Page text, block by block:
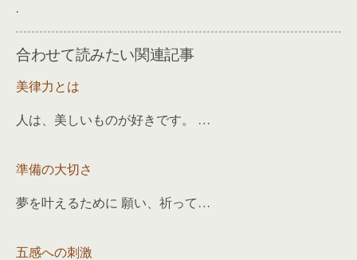
.
合わせて読みたい関連記事
美律力とは
人は、美しいものが好きです。 …
準備の大切さ
夢を叶えるために 願い、祈って…
五感への刺激